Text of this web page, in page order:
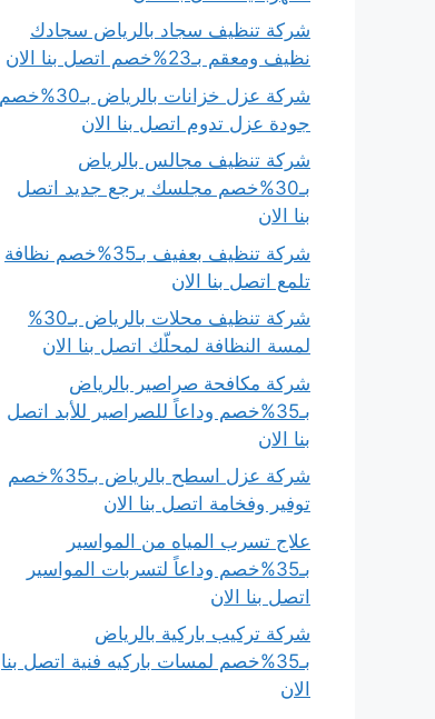
شركة تنظيف سجاد بالرياض سجادك
نظيف ومعقم بـ23%خصم اتصل بنا الان
شركة عزل خزانات بالرياض بـ30%خصم
جودة عزل تدوم اتصل بنا الان
شركة تنظيف مجالس بالرياض
بـ30%خصم مجلسك يرجع جديد اتصل
بنا الان
شركة تنظيف بعفيف بـ35%خصم نظافة
تلمع اتصل بنا الان
شركة تنظيف محلات بالرياض بـ30%
لمسة النظافة لمحلّك اتصل بنا الان
شركة مكافحة صراصير بالرياض
بـ35%خصم وداعاً للصراصير للأبد اتصل
بنا الان
شركة عزل اسطح بالرياض بـ35%خصم
توفير وفخامة اتصل بنا الان
علاج تسرب المياه من المواسير
بـ35%خصم وداعاً لتسربات المواسير
اتصل بنا الان
شركة تركيب باركية بالرياض
بـ35%خصم لمسات باركيه فنية اتصل بنا
الان